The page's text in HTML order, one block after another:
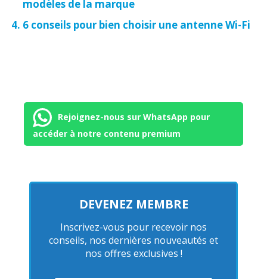
modèles de la marque
6 conseils pour bien choisir une antenne Wi-Fi
Rejoignez-nous sur WhatsApp pour
accéder à notre contenu premium
DEVENEZ MEMBRE
Inscrivez-vous pour recevoir nos
conseils, nos dernières nouveautés et
nos offres exclusives !